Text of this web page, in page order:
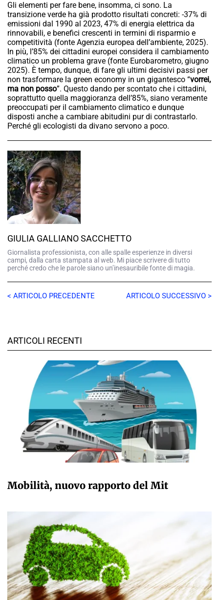
Gli elementi per fare bene, insomma, ci sono. La
transizione verde ha già prodotto risultati concreti: -37% di
emissioni dal 1990 al 2023, 47% di energia elettrica da
rinnovabili, e benefici crescenti in termini di risparmio e
competitività (fonte Agenzia europea dell’ambiente, 2025).
In più, l’85% dei cittadini europei considera il cambiamento
climatico un problema grave (fonte Eurobarometro, giugno
2025). È tempo, dunque, di fare gli ultimi decisivi passi per
non trasformare la green economy in un gigantesco “vorrei,
ma non posso”. Questo dando per scontato che i cittadini,
soprattutto quella maggioranza dell’85%, siano veramente
preoccupati per il cambiamento climatico e dunque
disposti anche a cambiare abitudini pur di contrastarlo.
Perché gli ecologisti da divano servono a poco.
GIULIA GALLIANO SACCHETTO
Giornalista professionista, con alle spalle esperienze in diversi
campi, dalla carta stampata al web. Mi piace scrivere di tutto
perché credo che le parole siano un’inesauribile fonte di magia.
< ARTICOLO PRECEDENTE ARTICOLO SUCCESSIVO >
ARTICOLI RECENTI
Mobilità, nuovo rapporto del Mit